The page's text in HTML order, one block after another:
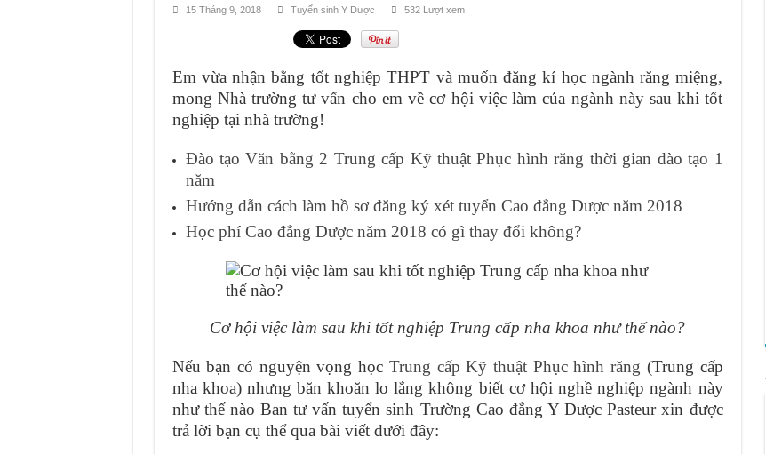
15 Tháng 9, 2018 Tuyển sinh Y Dược 532 Lượt xem
Em vừa nhận bằng tốt nghiệp THPT và muốn đăng kí học ngành răng miệng,
mong Nhà trường tư vấn cho em về cơ hội việc làm của ngành này sau khi tốt
nghiệp tại nhà trường!
Đào tạo Văn bằng 2 Trung cấp Kỹ thuật Phục hình răng thời gian đào tạo 1
năm
Hướng dẫn cách làm hồ sơ đăng ký xét tuyển Cao đẳng Dược năm 2018
Học phí Cao đẳng Dược năm 2018 có gì thay đổi không?
Cơ hội việc làm sau khi tốt nghiệp Trung cấp nha khoa như thế nào?
Nếu bạn có nguyện vọng học Trung cấp Kỹ thuật Phục hình răng (Trung cấp
nha khoa) nhưng băn khoăn lo lắng không biết cơ hội nghề nghiệp ngành này
như thế nào Ban tư vấn tuyển sinh Trường Cao đẳng Y Dược Pasteur xin được
trả lời bạn cụ thể qua bài viết dưới đây: